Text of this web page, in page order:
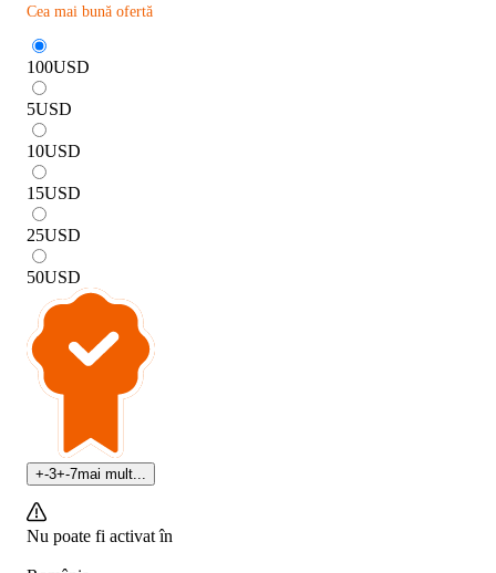
Cea mai bună ofertă
100USD
5USD
10USD
15USD
25USD
50USD
+-3+-7mai mult...
Nu poate fi activat în